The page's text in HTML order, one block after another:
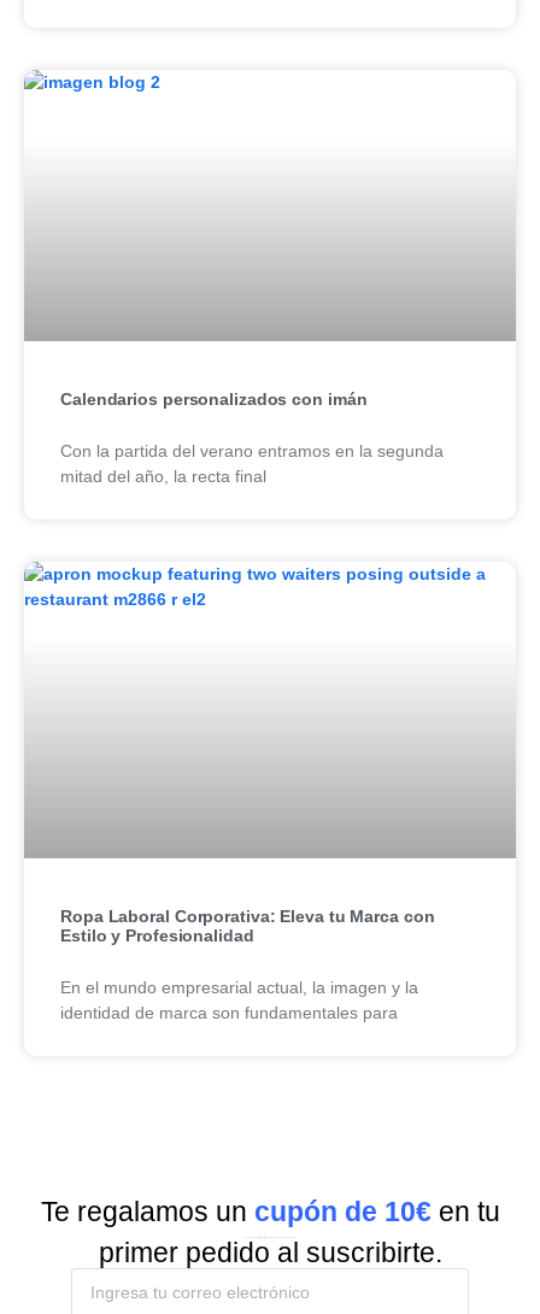
Calendarios personalizados con imán
Con la partida del verano entramos en la segunda
mitad del año, la recta final
Ropa Laboral Corporativa: Eleva tu Marca con
Estilo y Profesionalidad
En el mundo empresarial actual, la imagen y la
identidad de marca son fundamentales para
Te regalamos un cupón de 10€ en tu
primer pedido al suscribirte.